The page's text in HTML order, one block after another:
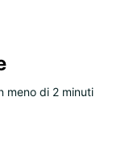
meno di 2 minuti